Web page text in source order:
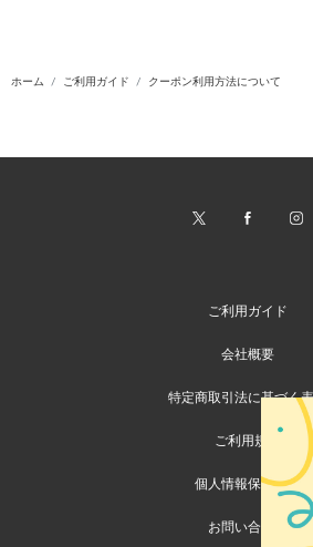
ホーム ご利用ガイド クーポン利用方法について
ご利用ガイド
会社概要
特定商取引法に基づく
ご利用規約
個人情報保護方針
お問い合わせ